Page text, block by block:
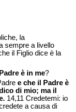
la
sempre a livello
il Figlio dice è la
è in me?
e che il Padre è
di mio; ma il
14,11 Credetemi: io
a causa di